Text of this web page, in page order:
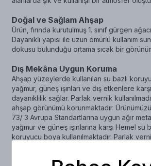
Doğal ve Sağlam Ahşap
Ürün, fırında kurutulmuş 1. sınıf gürgen
Dayanıklı yapısı ile uzun ömürlü kullanım
dokusu bulunduğu ortama sıcak bir
Dış Mekâna Uygun Koruma
Ahşap yüzeylerde kullanılan su bazlı
yağmur, güneş ışınları ve dış etkenlere
dayanıklılık sağlar. Parlak vernik
ahşap görünümü korunmaktadır.
73/ 3 Avrupa Standartlarına uygun ağır
yağmur ve güneş ışınlarına karşı Hemel su
koruyucu boya kullanılmaktadır. Parlak